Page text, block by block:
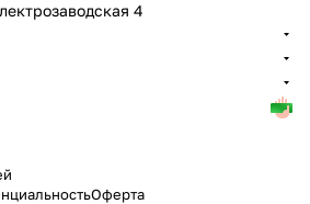
4
Оферта